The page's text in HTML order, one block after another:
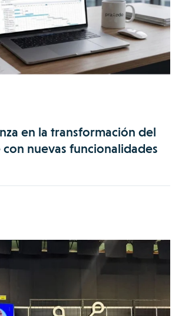
en la transformación del
con nuevas funcionalidades